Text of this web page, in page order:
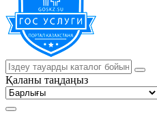
Қаланы таңдаңыз